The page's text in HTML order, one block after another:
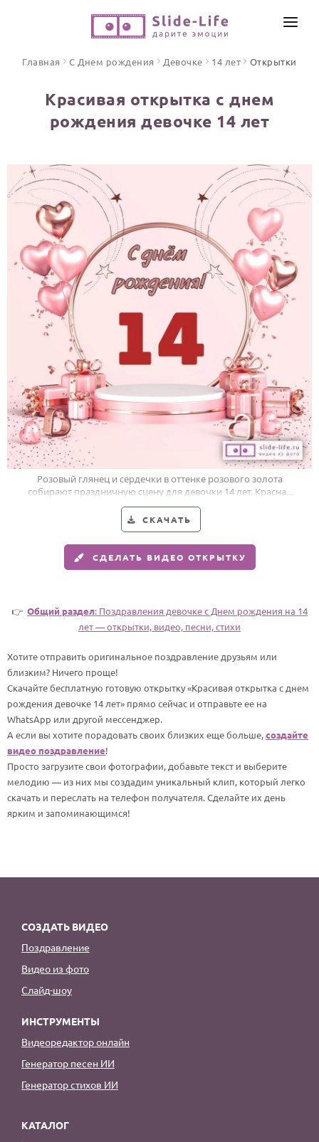
ПО ФОРМАТУ
Песни поздравления
Открытки
Стихи и тексты
ПРАЗДНИКИ
С Днем рождения
Юбилей
Свадьба
Выпускной
Календарь праздников
КОМУ
Женщине
Мужчине
Маме
Папе
По именам
ИНСТРУМЕНТЫ
ЦЕНЫ
ОТЗЫВЫ
Главная С Днем рождения Девочке 14 лет Открытки
Красивая открытка с днем
рождения девочке 14 лет
Розовый глянец и сердечки в оттенке розового золота
собирают праздничную сцену для девочки 14 лет. Красная
«14» сразу в центре.
СКАЧАТЬ
СДЕЛАТЬ ВИДЕО ОТКРЫТКУ
👉 Общий раздел: Поздравления девочке c Днем рождения на 14
лет — открытки, видео, песни, стихи
Хотите отправить оригинальное поздравление друзьям или
близким? Ничего проще!
Скачайте бесплатную готовую открытку «Красивая открытка с днем
рождения девочке 14 лет» прямо сейчас и отправьте ее на
WhatsApp или другой мессенджер.
А если вы хотите порадовать своих близких еще больше,создайте
видео поздравление!
Просто загрузите свои фотографии, добавьте текст и выберите
мелодию — из них мы создадим уникальный клип, который легко
скачать и переслать на телефон получателя. Сделайте их день
ярким и запоминающимся!
СОЗДАТЬ ВИДЕО
Поздравление
Видео из фото
Слайд-шоу
ИНСТРУМЕНТЫ
Видеоредактор онлайн
Генератор песен ИИ
Генератор стихов ИИ
КАТАЛОГ